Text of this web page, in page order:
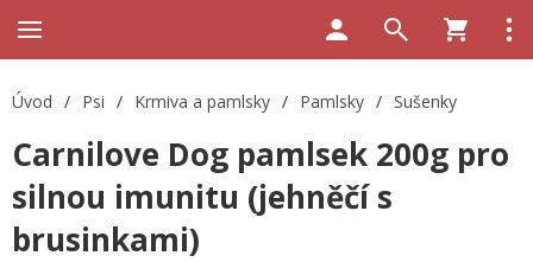
Úvod / Psi / Krmiva a pamlsky / Pamlsky / Sušenky
Carnilove Dog pamlsek 200g pro
silnou imunitu (jehněčí s
brusinkami)